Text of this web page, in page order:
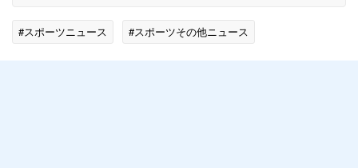
#スポーツニュース #スポーツその他ニュース